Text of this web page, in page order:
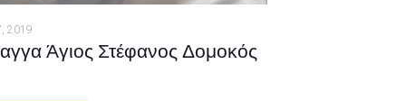
2019
Άγιος Στέφανος Δομοκός